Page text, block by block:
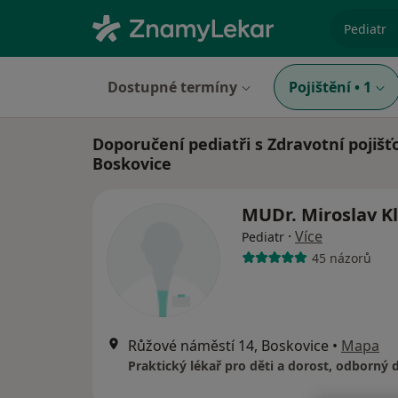
Dostupné termíny Pojištění • 1
Doporučení pediatři s Zdravotní
Boskovice
MUDr. Miroslav
Pediatr · Více
45 názorů
Růžové náměstí 14, Boskovice • Mapa